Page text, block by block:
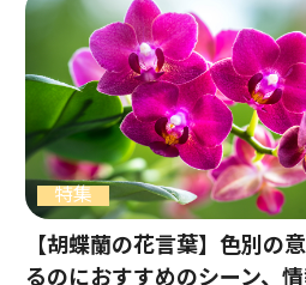
特集
【胡蝶蘭の花言葉】色別の
るのにおすすめのシーン、